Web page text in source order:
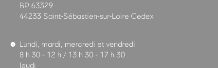
BP 63329
44233 Saint-Sébastien-sur-Loire Cedex
Lundi, mardi, mercredi et vendredi
8 h 30 - 12 h / 13 h 30 - 17 h 30
Jeudi